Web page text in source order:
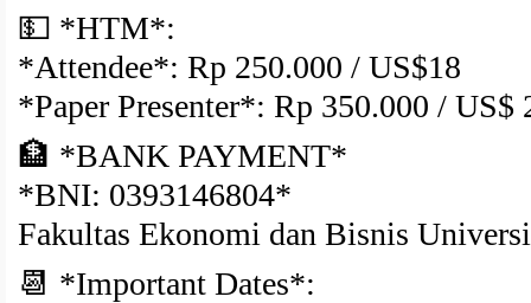
💵 *HTM*:
*Attendee*: Rp 250.000 / US$18
*Paper Presenter*: Rp 350.000 / US$
🏦 *BANK PAYMENT*
*BNI: 0393146804*
Fakultas Ekonomi dan Bisnis
📆 *Important Dates*: